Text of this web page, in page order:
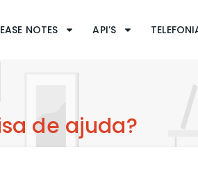
NOTES API’S
de ajuda?